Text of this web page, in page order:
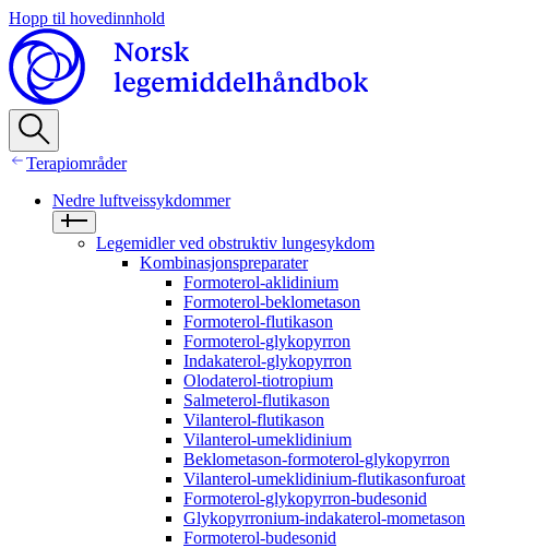
Hopp til hovedinnhold
Terapiområder
Nedre luftveissykdommer
Legemidler ved obstruktiv lungesykdom
Kombinasjonspreparater
Formoterol-aklidinium
Formoterol-beklometason
Formoterol-flutikason
Formoterol-glykopyrron
Indakaterol-glykopyrron
Olodaterol-tiotropium
Salmeterol-flutikason
Vilanterol-flutikason
Vilanterol-umeklidinium
Beklometason-formoterol-glykopyrron
Vilanterol-umeklidinium-flutikasonfuroat
Formoterol-glykopyrron-budesonid
Glykopyrronium-indakaterol-mometason
Formoterol-budesonid